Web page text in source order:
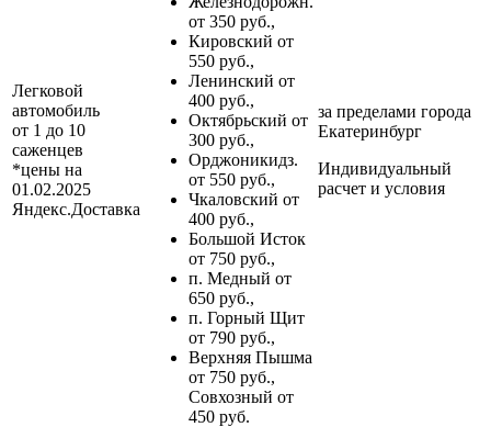
Легковой
автомобиль
от 1 до 10
саженцев
*цены на
01.02.2025
Яндекс.Доставка
от 350 руб.,
Кировский от
550 руб.,
Ленинский от
400 руб.,
Октябрьский от
300 руб.,
Орджоникидз.
от 550 руб.,
Чкаловский от
400 руб.,
Большой Исток
от 750 руб.,
п. Медный от
650 руб.,
п. Горный Щит
от 790 руб.,
Верхняя Пышма
от 750 руб.,
Совхозный от
450 руб.
за пределами города
Екатеринбург
Индивидуальный
расчет и условия